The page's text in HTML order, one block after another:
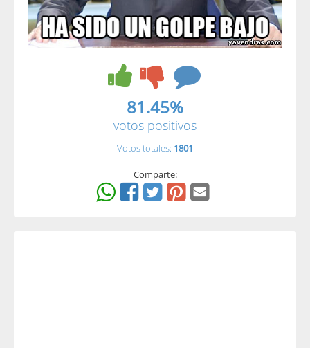
81.45%
votos positivos
Votos totales: 1801
Comparte: